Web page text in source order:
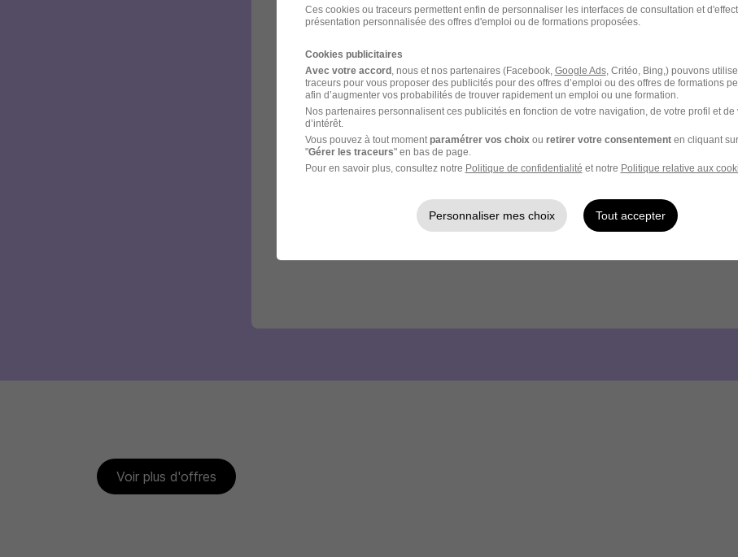
Voir plus d'offres
Ces cookies ou traceurs permettent enfin de personnaliser les interfaces de consultation et
présentation personnalisée des offres d'emploi ou de formations proposées.
Cookies publicitaires
Avec votre accord, nous et nos partenaires (Facebook, Google Ads, Critéo, Bing,) pouvons
traceurs pour vous proposer des publicités pour des offres d’emploi ou des offres de formations
afin d’augmenter vos probabilités de trouver rapidement un emploi ou une formation.
Nos partenaires personnalisent ces publicités en fonction de votre navigation, de votre profil et de
d’intérêt.
Vous pouvez à tout moment paramétrer vos choix ou retirer votre consentementen cliquant
"Gérer les traceurs" en bas de page.
Pour en savoir plus, consultez notre Politique de confidentialité et notre Politique relative aux
Personnaliser mes choix Tout accepter